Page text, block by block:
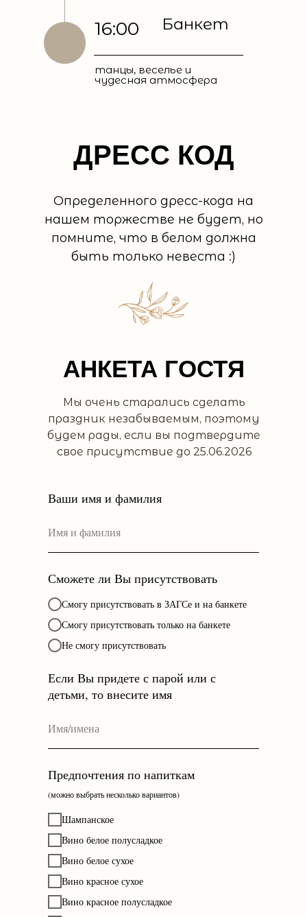
16:00 Банкет
танцы, веселье и
чудесная атмосфера
ДРЕСС КОД
Определенного дресс-кода на
нашем торжестве не будет, но
помните, что в белом должна
быть только невеста :)
АНКЕТА ГОСТЯ
Мы очень старались сделать
праздник незабываемым, поэтому
будем рады, если вы подтвердите
свое присутствие до 25.06.2026
Ваши имя и фамилия
Сможете ли Вы присутствовать
Смогу присутствовать в ЗАГСе и на банкете
Смогу присутствовать только на банкете
Не смогу присутствовать
Если Вы придете с парой или с
детьми, то внесите имя
Предпочтения по напиткам
(можно выбрать несколько вариантов)
Шампанское
Вино белое полусладкое
Вино белое сухое
Вино красное сухое
Вино красное полусладкое